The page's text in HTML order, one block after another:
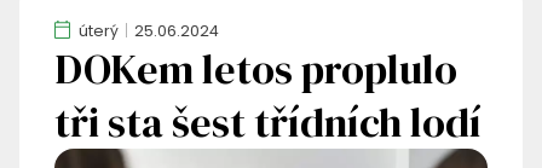
úterý 25.06.2024
DOKem letos proplulo
tři sta šest třídních lodí